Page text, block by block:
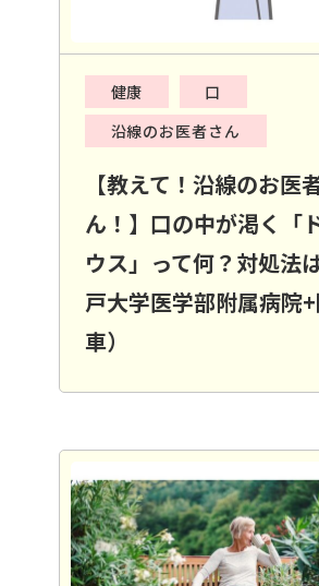
健康
口
沿線のお医者さん
【教えて！沿線のお医
ん！】口の中が渇く「
ウス」って何？対処法
戸大学医学部附属病院
車）